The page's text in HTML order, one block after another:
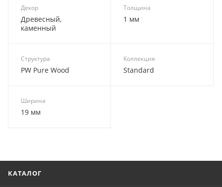
Декор
Древесный,
каменный
Толщина
1 мм
Структура
PW Pure Wood
Коллекция
Standard
Ширина
19 мм
КАТАЛОГ